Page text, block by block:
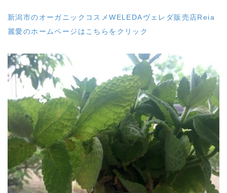
新潟市のオーガニックコスメWELEDAヴェレダ販売店Reia
麗愛のホームページはこちらをクリック